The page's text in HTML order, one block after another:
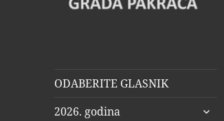
ODABERITE GLASNIK
2026. godina
proširi